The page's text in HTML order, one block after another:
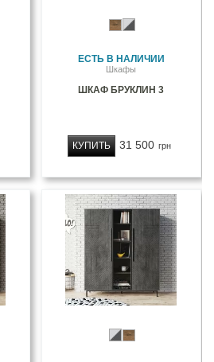
ЕСТЬ В НАЛИЧИИ
Шкафы
ШКАФ БРУКЛИН 3
31 500 грн
КУПИТЬ